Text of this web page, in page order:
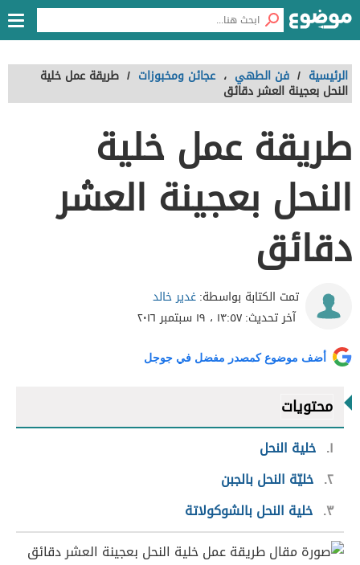
الرئيسية / فن الطهي ، عجائن ومخبوزات / طريقة عمل خلية
النحل بعجينة العشر دقائق
طريقة عمل خلية
النحل بعجينة العشر
دقائق
تمت الكتابة بواسطة:غدير خالد
آخر تحديث:١٣:٥٧ ، ١٩ سبتمبر ٢٠١٦
أضف موضوع كمصدر مفضل في جوجل
محتويات
١ خلية النحل
٢ خليّة النحل بالجبن
٣ خلية النحل بالشوكولاتة